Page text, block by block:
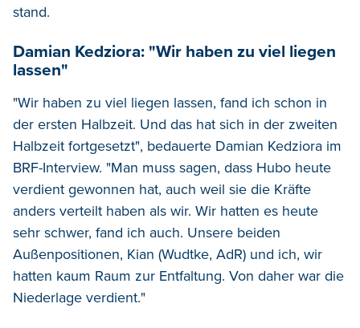
stand.
Damian Kedziora: "Wir haben zu viel liegen
lassen"
"Wir haben zu viel liegen lassen, fand ich schon in
der ersten Halbzeit. Und das hat sich in der zweiten
Halbzeit fortgesetzt", bedauerte Damian Kedziora im
BRF-Interview. "Man muss sagen, dass Hubo heute
verdient gewonnen hat, auch weil sie die Kräfte
anders verteilt haben als wir. Wir hatten es heute
sehr schwer, fand ich auch. Unsere beiden
Außenpositionen, Kian (Wudtke, AdR) und ich, wir
hatten kaum Raum zur Entfaltung. Von daher war die
Niederlage verdient."